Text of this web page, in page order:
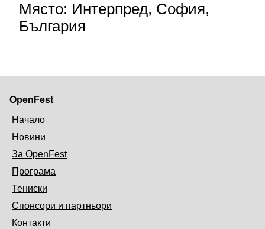
Място: Интерпред, София,
България
OpenFest
Начало
Новини
За OpenFest
Програма
Тениски
Спонсори и партньори
Контакти